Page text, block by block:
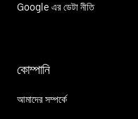
Google এর ডেটা নীতি
কোম্পানি
আমাদের সম্পর্কে